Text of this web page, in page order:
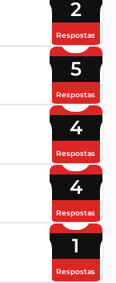
2
Respostas
5
Respostas
4
Respostas
4
Respostas
1
Respostas